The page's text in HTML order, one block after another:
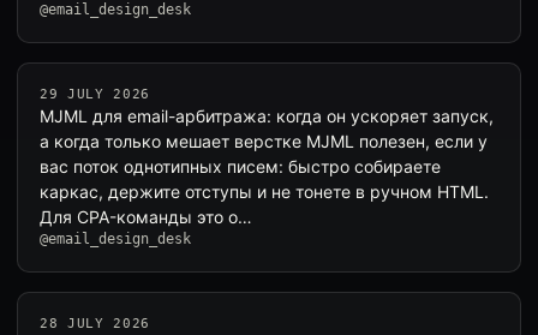
@email_design_desk
29 JULY 2026
MJML для email-арбитража: когда он ускоряет запуск,
а когда только мешает верстке MJML полезен, если у
вас поток однотипных писем: быстро собираете
каркас, держите отступы и не тонете в ручном HTML.
Для CPA-команды это о…
@email_design_desk
28 JULY 2026